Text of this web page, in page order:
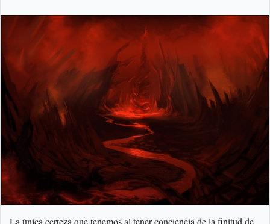
La única certeza que tenemos al tener conciencia de la finitud de